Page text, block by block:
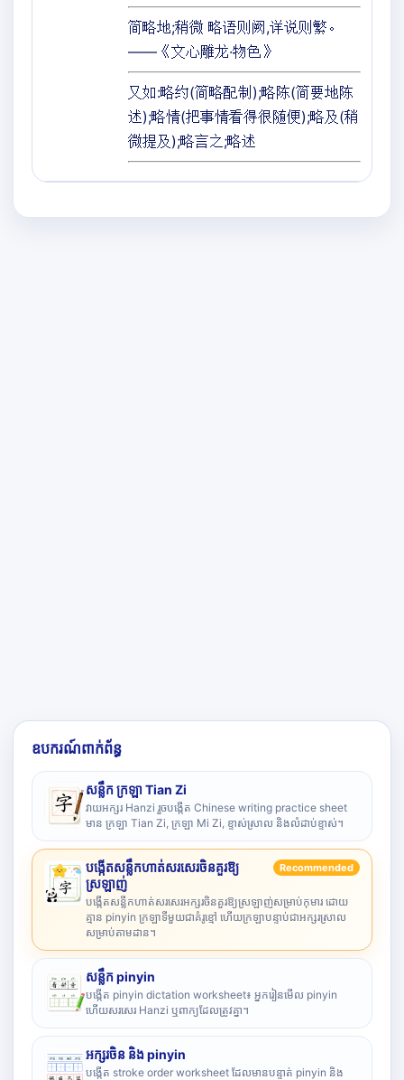
简略地;稍微 略语则阙,详说则繁。
——《文心雕龙·物色》
又如:略约(简略配制);略陈(简要地陈
述);略情(把事情看得很随便);略及(稍
微提及);略言之;略述
ឧបករណ៍ពាក់ព័ន្ធ
សន្លឹក ក្រឡា Tian Zi
វាយអក្សរ Hanzi រួចបង្កើត Chinese writing practice sheet
មាន ក្រឡា Tian Zi, ក្រឡា Mi Zi, ខ្ទាស់ស្រាល និងលំដាប់ខ្ទាស់។
បង្កើតសន្លឹកហាត់សរសេរចិនគួរឱ្យ
ស្រឡាញ់
Recommended
បង្កើតសន្លឹកហាត់សរសេរអក្សរចិនគួរឱ្យស្រឡាញ់សម្រាប់កុមារ ដោយ
គ្មាន pinyin ក្រឡាទីមួយជាគំរូខ្មៅ ហើយក្រឡាបន្ទាប់ជាអក្សរស្រាល
សម្រាប់តាមដាន។
សន្លឹក pinyin
បង្កើត pinyin dictation worksheet៖ អ្នករៀនមើល pinyin
ហើយសរសេរ Hanzi ឬពាក្យដែលត្រូវគ្នា។
អក្សរចិន និង pinyin
បង្កើត stroke order worksheet ដែលមានបន្ទាត់ pinyin និង